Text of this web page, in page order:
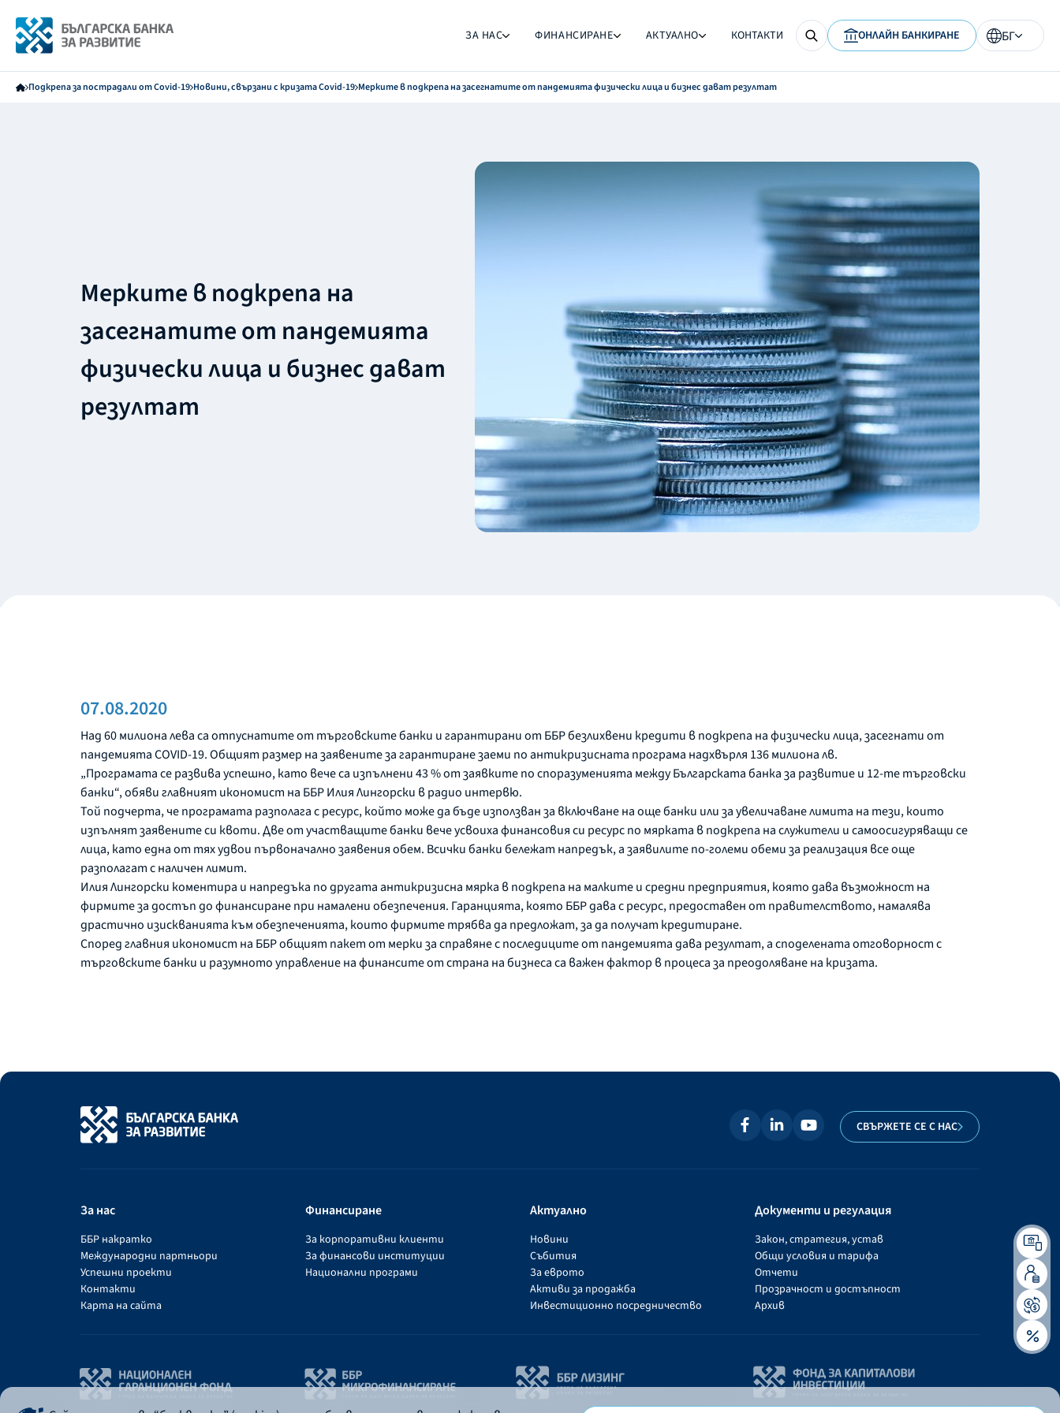
ЗА НАС ФИНАНСИРАНЕ АКТУАЛНО КОНТАКТИ ОНЛАЙН БАНКИРАНЕ БГ
Подкрепа за пострадали от Covid-19 Новини, свързани с кризата Covid-19 Мерките в подкрепа на засегнатите от пандемията физически лица и бизнес дават резултат
Мерките в подкрепа на
засегнатите от пандемията
физически лица и бизнес дават
резултат
07.08.2020
Над 60 милиона лева са отпуснатите от търговските банки и гарантирани от ББР безлихвени кредити в подкрепа на физически лица, засегнати от
пандемията COVID-19. Общият размер на заявените за гарантиране заеми по антикризисната програма надхвърля 136 милиона лв.
„Програмата се развива успешно, като вече са изпълнени 43 % от заявките по споразуменията между Българската банка за развитие и 12-те търговски
банки“, обяви главният икономист на ББР Илия Лингорски в радио интервю.
Той подчерта, че програмата разполага с ресурс, който може да бъде използван за включване на още банки или за увеличаване лимита на тези, които
изпълнят заявените си квоти. Две от участващите банки вече усвоиха финансовия си ресурс по мярката в подкрепа на служители и самоосигуряващи се
лица, като една от тях удвои първоначално заявения обем. Всички банки бележат напредък, а заявилите по-големи обеми за реализация все още
разполагат с наличен лимит.
Илия Лингорски коментира и напредъка по другата антикризисна мярка в подкрепа на малките и средни предприятия, която дава възможност на
фирмите за достъп до финансиране при намалени обезпечения. Гаранцията, която ББР дава с ресурс, предоставен от правителството, намалява
драстично изискванията към обезпеченията, които фирмите трябва да предложат, за да получат кредитиране.
Според главния икономист на ББР общият пакет от мерки за справяне с последиците от пандемията дава резултат, а споделената отговорност с
търговските банки и разумното управление на финансите от страна на бизнеса са важен фактор в процеса за преодоляване на кризата.
СВЪРЖЕТЕ СЕ С НАС
За нас
ББР накратко
Международни партньори
Успешни проекти
Контакти
Карта на сайта
Финансиране
За корпоративни клиенти
За финансови институции
Национални програми
Актуално
Новини
Събития
За еврото
Активи за продажба
Инвестиционно посредничество
Документи и регулация
Закон, стратегия, устав
Общи условия и тарифа
Отчети
Прозрачност и достъпност
Архив